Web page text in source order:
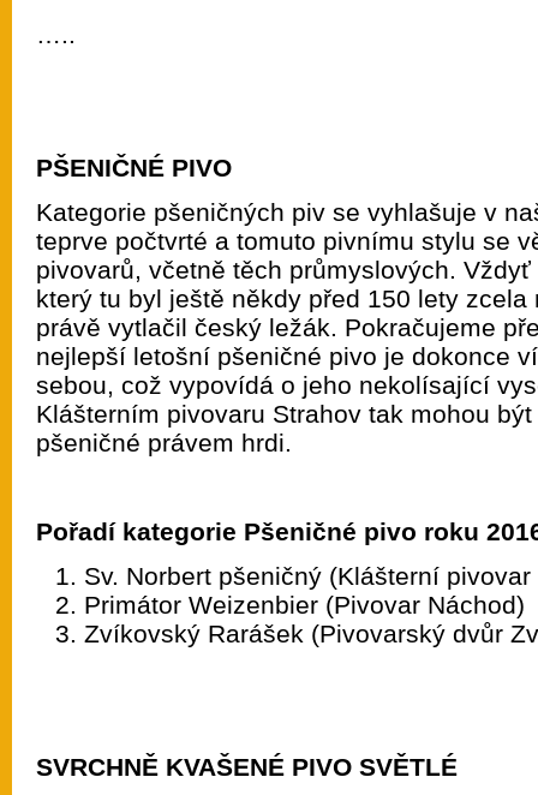
…..
PŠENIČNÉ PIVO
Kategorie pšeničných piv se vyhlašuje v
teprve počtvrté a tomuto pivnímu stylu se
pivovarů, včetně těch průmyslových.
který tu byl ještě někdy před 150 lety
právě vytlačil český ležák. Pokračujeme
nejlepší letošní pšeničné pivo je dokonce
sebou, což vypovídá o jeho nekolísající
Klášterním pivovaru Strahov tak mohou
pšeničné právem hrdi.
Pořadí kategorie Pšeničné pivo roku
Sv. Norbert pšeničný (Klášterní pivovar
Primátor Weizenbier (Pivovar Náchod)
Zvíkovský Rarášek (Pivovarský dvůr
SVRCHNĚ KVAŠENÉ PIVO SVĚTLÉ